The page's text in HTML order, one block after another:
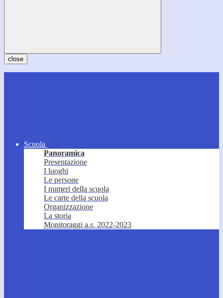
close
Scuola
Panoramica
Presentazione
I luoghi
Le persone
I numeri della scuola
Le carte della scuola
Organizzazione
La storia
Monitoraggi a.s. 2022-2023